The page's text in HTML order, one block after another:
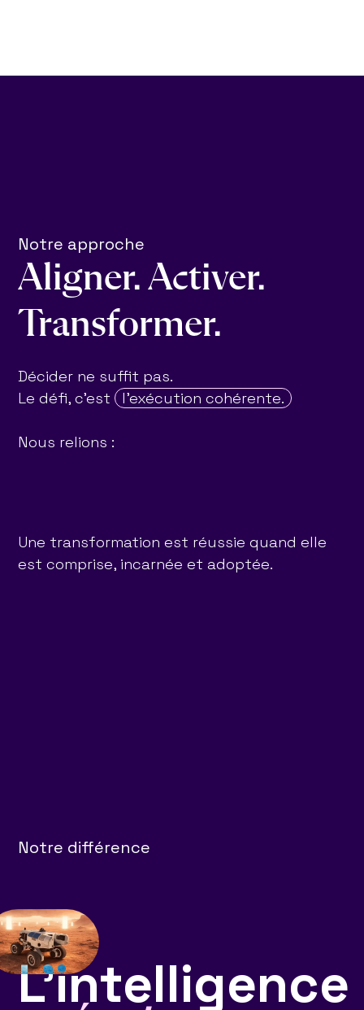
Notre approche
Aligner. Activer.
Transformer.
Décider ne suffit pas.
Le défi, c’est l’exécution cohérente.
Nous relions :
Une transformation est réussie quand elle
est comprise, incarnée et adoptée.
Notre différence
L'intelligence